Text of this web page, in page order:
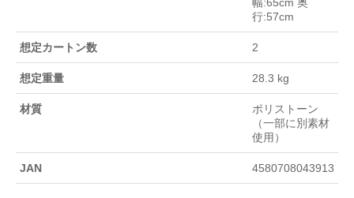
行:57cm
想定カートン数 2
想定重量 28.3 kg
材質
ポリストーン
（一部に別素材
使用）
JAN 4580708043913